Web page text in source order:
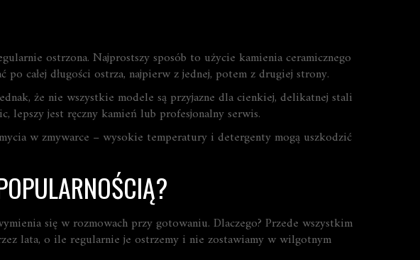
ostrzona. Najprostszy sposób to użycie kamienia ceramicznego
całej długości ostrza, najpierw z jednej, potem z drugiej strony.
że nie wszystkie modele są przyjazne dla cienkiej, delikatnej stali
lepszy jest ręczny kamień lub profesjonalny serwis.
w zmywarce – wysokie temperatury i detergenty mogą uszkodzić
się w rozmowach przy gotowaniu. Dlaczego? Przede wszystkim
lata, o ile regularnie je ostrzemy i nie zostawiamy w wilgotnym